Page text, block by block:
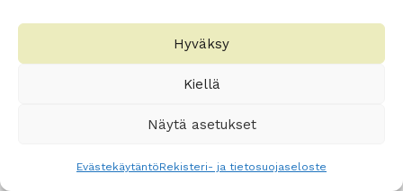
Hyväksy
Kiellä
Näytä asetukset
EvästekäytäntöRekisteri- ja tietosuojaseloste